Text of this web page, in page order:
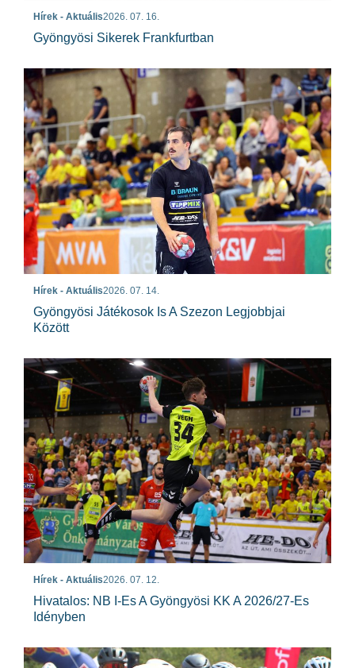
Hírek - Aktuális2026. 07. 16.
Gyöngyösi Sikerek Frankfurtban
Hírek - Aktuális2026. 07. 14.
Gyöngyösi Játékosok Is A Szezon Legjobbjai
Között
Hírek - Aktuális2026. 07. 12.
Hivatalos: NB I-Es A Gyöngyösi KK A 2026/27-Es
Idényben